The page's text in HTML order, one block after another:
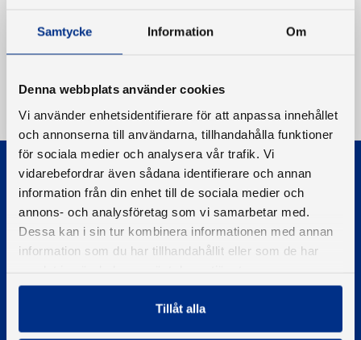
Samtycke Information Om
Denna webbplats använder cookies
Vi använder enhetsidentifierare för att anpassa innehållet
och annonserna till användarna, tillhandahålla funktioner
för sociala medier och analysera vår trafik. Vi
vidarebefordrar även sådana identifierare och annan
information från din enhet till de sociala medier och
annons- och analysföretag som vi samarbetar med.
Dessa kan i sin tur kombinera informationen med annan
information som du har tillhandahållit eller som de har
Tillåt alla
© 2026 - Svenska Båtunionen